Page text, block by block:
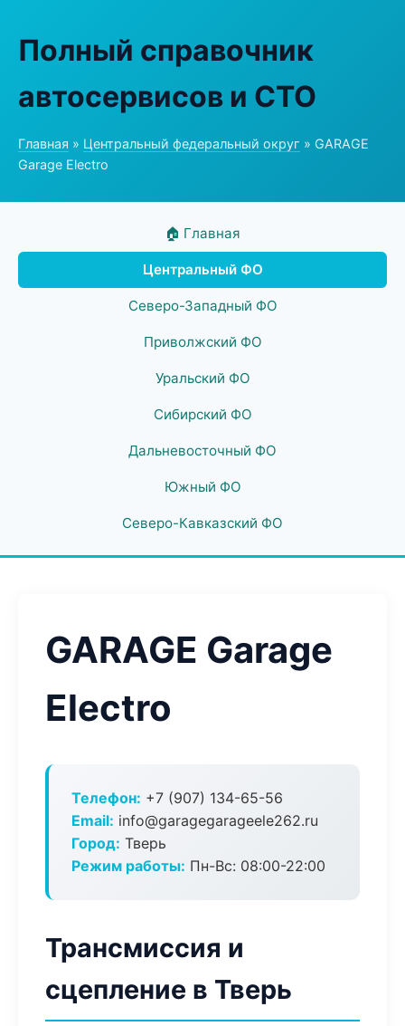
Полный справочник
автосервисов и СТО
Главная » Центральный федеральный округ » GARAGE
Garage Electro
🏠 Главная
Центральный ФО
Северо-Западный ФО
Приволжский ФО
Уральский ФО
Сибирский ФО
Дальневосточный ФО
Южный ФО
Северо-Кавказский ФО
GARAGE Garage
Electro
Телефон: +7 (907) 134-65-56
Email: info@garagegarageele262.ru
Город: Тверь
Режим работы: Пн-Вс: 08:00-22:00
Трансмиссия и
сцепление в Тверь